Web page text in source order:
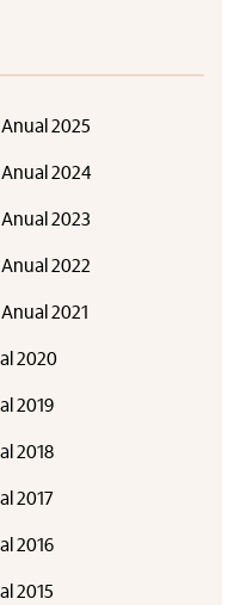
2025
2024
2023
2022
2021
2020
2019
2018
2017
2016
2015